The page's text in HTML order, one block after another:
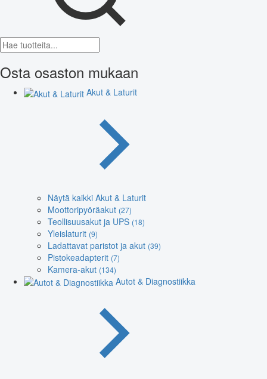
Osta osaston mukaan
Akut & Laturit
Näytä kaikki Akut & Laturit
Moottoripyöräakut (27)
Teollisuusakut ja UPS (18)
Yleislaturit (9)
Ladattavat paristot ja akut (39)
Pistokeadapterit (7)
Kamera-akut (134)
Autot & Diagnostiikka